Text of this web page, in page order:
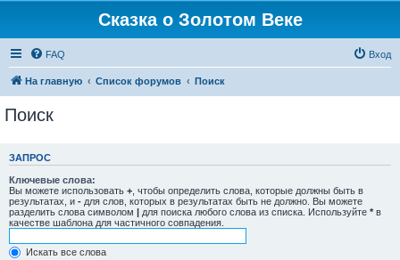
Сказка о Золотом Веке
FAQ Вход
На главную Список форумов Поиск
Поиск
ЗАПРОС
Ключевые слова:
Вы можете использовать + , чтобы определить слова, которые должны быть в
результатах, и - для слов, которых в результатах быть не должно. Вы можете
разделить слова символом | для поиска любого слова из списка. Используйте * в
качестве шаблона для частичного совпадения.
Искать все слова